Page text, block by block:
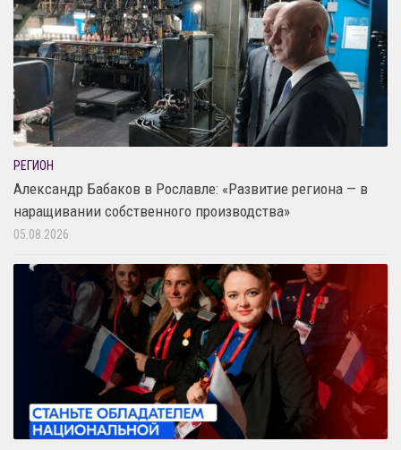
РЕГИОН
Александр Бабаков в Рославле: «Развитие региона — в
наращивании собственного производства»
05.08.2026